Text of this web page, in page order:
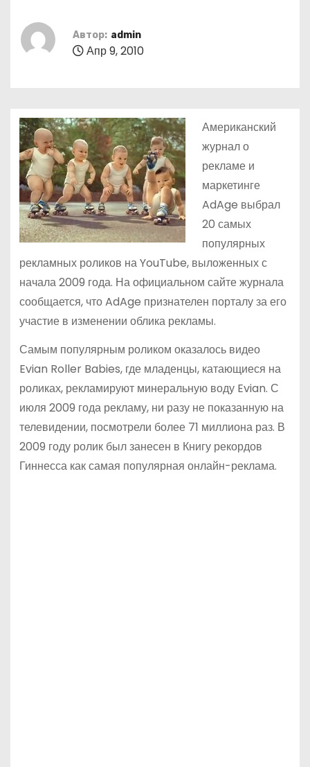
Автор: admin
Апр 9, 2010
Американский
журнал о
рекламе и
маркетинге
AdAge выбрал
20 самых
популярных
рекламных роликов на YouTube, выложенных с
начала 2009 года. На официальном сайте журнала
сообщается, что AdAge признателен порталу за его
участие в изменении облика рекламы.
Самым популярным роликом оказалось видео
Evian Roller Babies, где младенцы, катающиеся на
роликах, рекламируют минеральную воду Evian. С
июля 2009 года рекламу, ни разу не показанную на
телевидении, посмотрели более 71 миллиона раз. В
2009 году ролик был занесен в Книгу рекордов
Гиннесса как самая популярная онлайн-реклама.